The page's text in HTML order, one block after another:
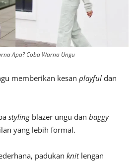
Apa? Coba Warna Ungu
memberikan kesan playful dan
styling blazer ungu dan baggy
yang lebih formal.
padukan knit lengan